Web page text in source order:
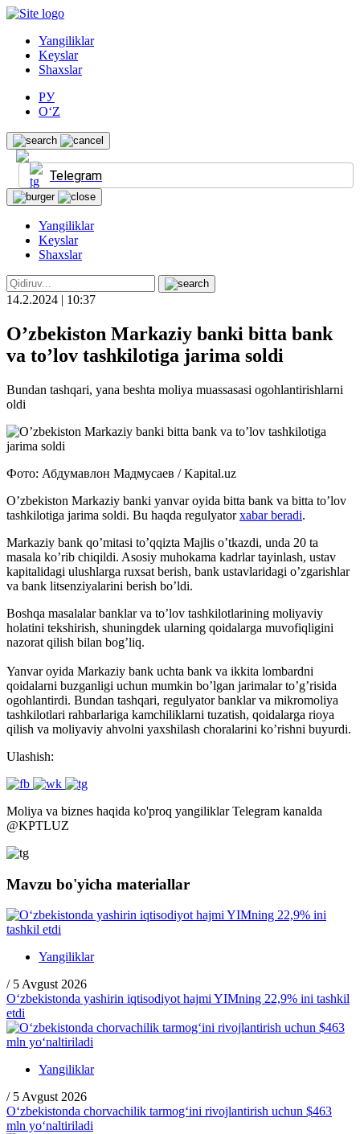
Yangiliklar
Keyslar
Shaxslar
РУ
O‘Z
Telegram
Yangiliklar
Keyslar
Shaxslar
14.2.2024 | 10:37
O’zbekiston Markaziy banki bitta bank
va to’lov tashkilotiga jarima soldi
Bundan tashqari, yana beshta moliya muassasasi ogohlantirishlarni
oldi
Фото: Абдумавлон Мадмусаев / Kapital.uz
O’zbekiston Markaziy banki yanvar oyida bitta bank va bitta to’lov
tashkilotiga jarima soldi. Bu haqda regulyatorxabar beradi.
Markaziy bank qo’mitasi to’qqizta Majlis o’tkazdi, unda 20 ta
masala ko’rib chiqildi. Asosiy muhokama kadrlar tayinlash, ustav
kapitalidagi ulushlarga ruxsat berish, bank ustavlaridagi o’zgarishlar
va bank litsenziyalarini berish bo’ldi.
Boshqa masalalar banklar va to’lov tashkilotlarining moliyaviy
holatini tekshirish, shuningdek ularning qoidalarga muvofiqligini
nazorat qilish bilan bog’liq.
Yanvar oyida Markaziy bank uchta bank va ikkita lombardni
qoidalarni buzganligi uchun mumkin bo’lgan jarimalar to’g’risida
ogohlantirdi. Bundan tashqari, regulyator banklar va mikromoliya
tashkilotlari rahbarlariga kamchiliklarni tuzatish, qoidalarga rioya
qilish va moliyaviy ahvolni yaxshilash choralarini ko’rishni buyurdi.
Ulashish:
Moliya va biznes haqida ko'proq yangiliklar Telegram kanalda
@KPTLUZ
Mavzu bo'yicha materiallar
Yangiliklar
/ 5 Avgust 2026
O‘zbekistonda yashirin iqtisodiyot hajmi YIMning 22,9% ini tashkil
etdi
Yangiliklar
/ 5 Avgust 2026
O‘zbekistonda chorvachilik tarmog‘ini rivojlantirish uchun $463
mln yo‘naltiriladi